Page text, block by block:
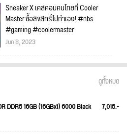
Sneaker X เคสคอมคนไทยที่ Cooler
Master ซื้อลิขสิทธิ์ไปทำเอง! #nbs
#gaming #coolermaster
Jun 8, 2023
ดูทั้งหมด
DDR5 16GB (16GBx1) 6000 Black 7,015.-